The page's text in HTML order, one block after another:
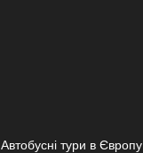
Автобусні тури в Європу